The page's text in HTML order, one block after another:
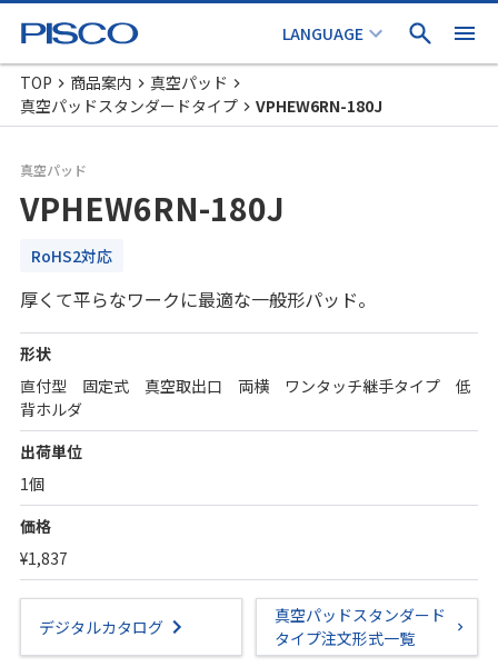
TOP 商品案内
真空パッド
真空パッドスタンダードタイプ
VPHEW6RN-180J
真空パッド
VPHEW6RN-180J
RoHS2対応
厚くて平らなワークに最適な一般形パッド。
形状
直付型 固定式 真空取出口 両横 ワンタッチ継手タイプ 低
背ホルダ
出荷単位
1個
価格
¥1,837
デジタルカタログ
真空パッドスタンダード
タイプ注文形式一覧